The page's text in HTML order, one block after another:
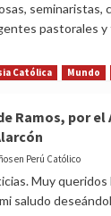
seminaristas,
pastorales y
Católica Mundo
Ramos, por el
en Perú Católico
Muy queridos
saludo